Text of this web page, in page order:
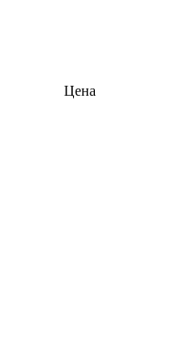
Цена